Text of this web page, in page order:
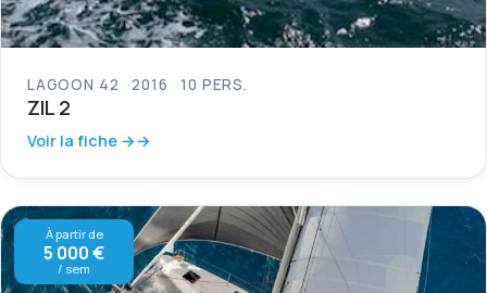
LAGOON 42 2016 10 PERS.
ZIL 2
Voir la fiche →
À partir de
5 000 €
/ sem